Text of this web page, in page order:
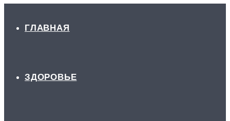
ГЛАВНАЯ
ЗДОРОВЬЕ